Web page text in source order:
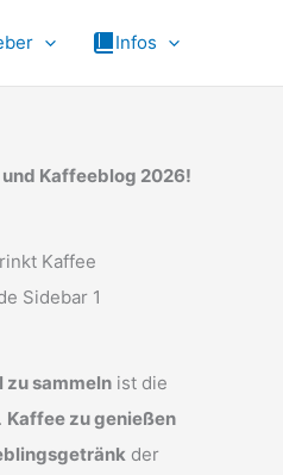
Infos
Kaffeeblog 2026!
sammeln ist die
. Kaffee zu genießen
der